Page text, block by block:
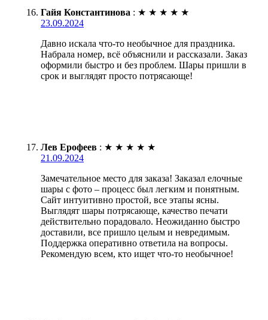
Гайя Константинова : ★ ★ ★ ★ ★
23.09.2024
Давно искала что-то необычное для праздника.
Набрала номер, всё объяснили и рассказали. Заказ
оформили быстро и без проблем. Шары пришли в
срок и выглядят просто потрясающе!
Лев Ерофеев : ★ ★ ★ ★ ★
21.09.2024
Замечательное место для заказа! Заказал елочные
шары с фото – процесс был легким и понятным.
Сайт интуитивно простой, все этапы ясны.
Выглядят шары потрясающе, качество печати
действительно порадовало. Неожиданно быстро
доставили, все пришло целым и невредимым.
Поддержка оперативно ответила на вопросы.
Рекомендую всем, кто ищет что-то необычное!